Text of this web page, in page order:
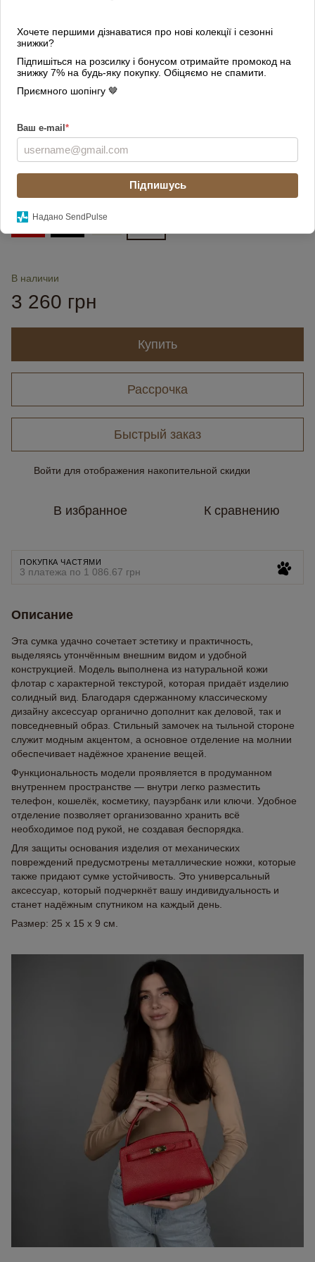
Хочете першими дізнаватися про нові колекції і сезонні
знижки?
Підпишіться на розсилку і бонусом отримайте промокод на
знижку 7% на будь-яку покупку. Обіцяємо не спамити.
Приємного шопінгу 🤎
Ваш e-mail *
Підпишусь
Надано SendPulse
В наличии
3 260 грн
Купить
Рассрочка
Быстрый заказ
Войти для отображения накопительной скидки
В избранное К сравнению
ПОКУПКА ЧАСТЯМИ
3 платежа по 1 086.67 грн
Описание
Эта сумка удачно сочетает эстетику и практичность,
выделяясь утончённым внешним видом и удобной
конструкцией. Модель выполнена из натуральной кожи
флотар с характерной текстурой, которая придаёт изделию
солидный вид. Благодаря сдержанному классическому
дизайну аксессуар органично дополнит как деловой, так и
повседневный образ. Стильный замочек на тыльной стороне
служит модным акцентом, а основное отделение на молнии
обеспечивает надёжное хранение вещей.
Функциональность модели проявляется в продуманном
внутреннем пространстве — внутри легко разместить
телефон, кошелёк, косметику, пауэрбанк или ключи. Удобное
отделение позволяет организованно хранить всё
необходимое под рукой, не создавая беспорядка.
Для защиты основания изделия от механических
повреждений предусмотрены металлические ножки, которые
также придают сумке устойчивость. Это универсальный
аксессуар, который подчеркнёт вашу индивидуальность и
станет надёжным спутником на каждый день.
Размер: 25 x 15 x 9 см.